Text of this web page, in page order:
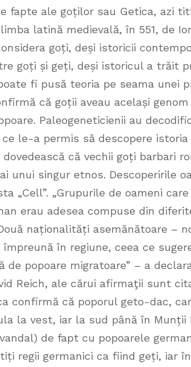
fapte ale goților sau Getica, azi
latină medievală, în 551, de
goți, deși istoricii
goți și geți, deși istoricul a trăit
fi pusă teoria pe seama unei
că goții aveau același
Paleogeneticienii au
le-a permis să descopere
că vechii goți barbari
unui singur etnos. Descoperirile
„Cell”. „Grupurile de oameni
erau adesea compuse din
naționalități asemănătoare –
în regiune, ceea ce
popoare migratoare” – a
Reich, ale cărui afirmaţii sunt
confirmă că poporul geto-dac,
la vest, iar la sud până în Munții
de fapt cu popoarele
regii germanici ca fiind geți, iar